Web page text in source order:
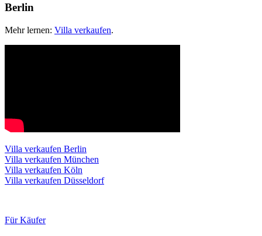
Berlin
Mehr lernen: Villa verkaufen.
Villa verkaufen Berlin
Villa verkaufen München
Villa verkaufen Köln
Villa verkaufen Düsseldorf
Für Käufer